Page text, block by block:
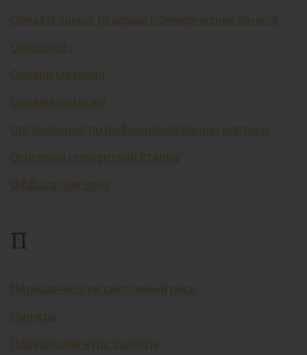
Обязательные резервы коммерческих банков
Овердрафт
Онлайн махалля
Онлайн-платежи
Организация по рефинансированию ипотеки
Основная процентная ставка
Оффшорная зона
П
Периодический системный риск
Пин-код
Плавающий курс валюты